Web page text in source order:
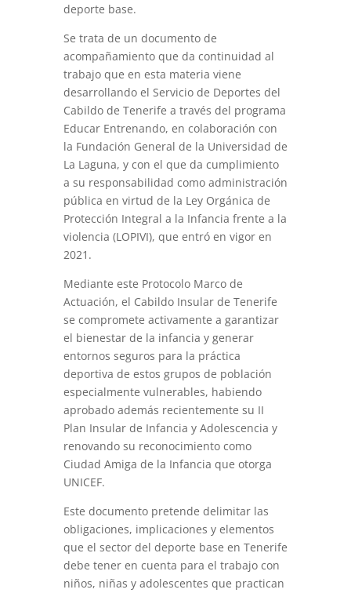
deporte base.
Se trata de un documento de
acompañamiento que da continuidad al
trabajo que en esta materia viene
desarrollando el Servicio de Deportes del
Cabildo de Tenerife a través del programa
Educar Entrenando, en colaboración con
la Fundación General de la Universidad de
La Laguna, y con el que da cumplimiento
a su responsabilidad como administración
pública en virtud de la Ley Orgánica de
Protección Integral a la Infancia frente a la
violencia (LOPIVI), que entró en vigor en
2021.
Mediante este Protocolo Marco de
Actuación, el Cabildo Insular de Tenerife
se compromete activamente a garantizar
el bienestar de la infancia y generar
entornos seguros para la práctica
deportiva de estos grupos de población
especialmente vulnerables, habiendo
aprobado además recientemente su II
Plan Insular de Infancia y Adolescencia y
renovando su reconocimiento como
Ciudad Amiga de la Infancia que otorga
UNICEF.
Este documento pretende delimitar las
obligaciones, implicaciones y elementos
que el sector del deporte base en Tenerife
debe tener en cuenta para el trabajo con
niños, niñas y adolescentes que practican